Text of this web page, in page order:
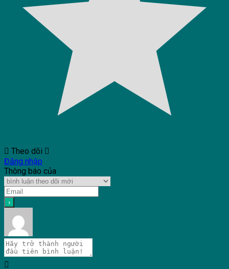
Theo dõi
Đăng nhập
Thông báo của